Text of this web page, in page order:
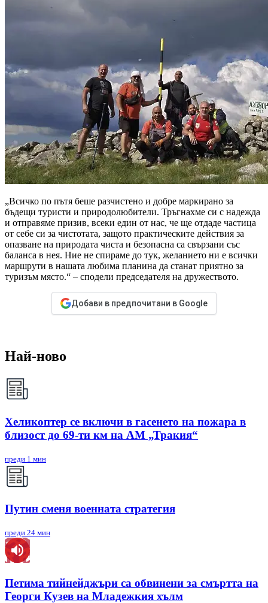
„Всичко по пътя беше разчистено и добре маркирано за
бъдещи туристи и природолюбители. Тръгнахме си с надежда
и отправяме призив, всеки един от нас, че ще отдаде частица
от себе си за чистотата, защото практическите действия за
опазване на природата чиста и безопасна са свързани със
баланса в нея. Ние не спираме до тук, желанието ни е всички
маршрути в нашата любима планина да станат приятно за
туризъм място.“ – сподели председателя на дружеството.
Добави в предпочитани в Google
Най-ново
Хеликоптер се включи в гасенето на пожара в
близост до 69-ти км на АМ „Тракия“
преди 1 мин
Путин сменя военната стратегия
преди 24 мин
Петима тийнейджъри са обвинени за смъртта на
Георги Кузев на Младежкия хълм